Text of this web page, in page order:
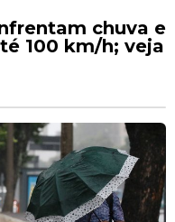
chuva e
100 km/h; veja